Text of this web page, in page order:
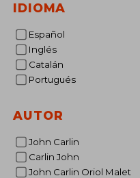
IDIOMA
Español
Inglés
Catalán
Portugués
AUTOR
John Carlin
Carlin John
John Carlin Oriol Malet